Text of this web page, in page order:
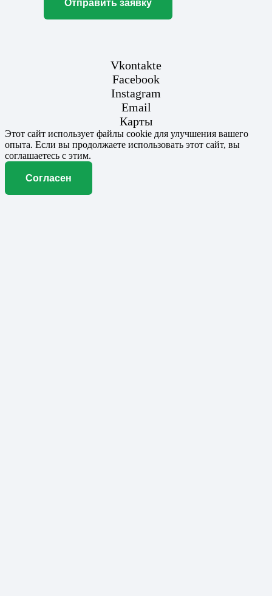
Отправить заявку
Vkontakte
Facebook
Instagram
Email
Карты
Этот сайт использует файлы cookie для улучшения вашего
опыта. Если вы продолжаете использовать этот сайт, вы
соглашаетесь с этим.
Согласен